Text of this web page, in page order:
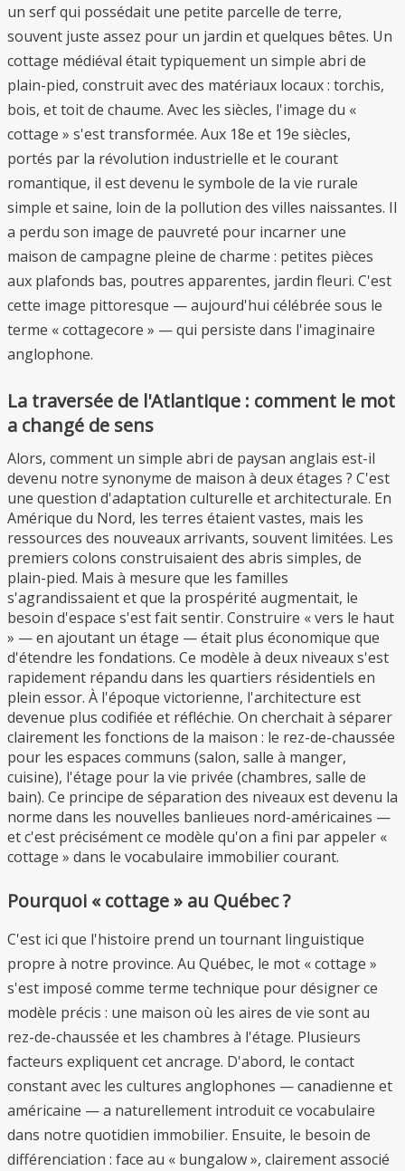
un serf qui possédait une petite parcelle de terre,
souvent juste assez pour un jardin et quelques bêtes. Un
cottage médiéval était typiquement un simple abri de
plain-pied, construit avec des matériaux locaux : torchis,
bois, et toit de chaume. Avec les siècles, l'image du «
cottage » s'est transformée. Aux 18e et 19e siècles,
portés par la révolution industrielle et le courant
romantique, il est devenu le symbole de la vie rurale
simple et saine, loin de la pollution des villes naissantes. Il
a perdu son image de pauvreté pour incarner une
maison de campagne pleine de charme : petites pièces
aux plafonds bas, poutres apparentes, jardin fleuri. C'est
cette image pittoresque — aujourd'hui célébrée sous le
terme « cottagecore » — qui persiste dans l'imaginaire
anglophone.
La traversée de l'Atlantique : comment le mot
a changé de sens
Alors, comment un simple abri de paysan anglais est-il
devenu notre synonyme de maison à deux étages ? C'est
une question d'adaptation culturelle et architecturale. En
Amérique du Nord, les terres étaient vastes, mais les
ressources des nouveaux arrivants, souvent limitées. Les
premiers colons construisaient des abris simples, de
plain-pied. Mais à mesure que les familles
s'agrandissaient et que la prospérité augmentait, le
besoin d'espace s'est fait sentir. Construire « vers le haut
» — en ajoutant un étage — était plus économique que
d'étendre les fondations. Ce modèle à deux niveaux s'est
rapidement répandu dans les quartiers résidentiels en
plein essor. À l'époque victorienne, l'architecture est
devenue plus codifiée et réfléchie. On cherchait à séparer
clairement les fonctions de la maison : le rez-de-chaussée
pour les espaces communs (salon, salle à manger,
cuisine), l'étage pour la vie privée (chambres, salle de
bain). Ce principe de séparation des niveaux est devenu la
norme dans les nouvelles banlieues nord-américaines —
et c'est précisément ce modèle qu'on a fini par appeler «
cottage » dans le vocabulaire immobilier courant.
Pourquoi « cottage » au Québec ?
C'est ici que l'histoire prend un tournant linguistique
propre à notre province. Au Québec, le mot « cottage »
s'est imposé comme terme technique pour désigner ce
modèle précis : une maison où les aires de vie sont au
rez-de-chaussée et les chambres à l'étage. Plusieurs
facteurs expliquent cet ancrage. D'abord, le contact
constant avec les cultures anglophones — canadienne et
américaine — a naturellement introduit ce vocabulaire
dans notre quotidien immobilier. Ensuite, le besoin de
différenciation : face au « bungalow », clairement associé